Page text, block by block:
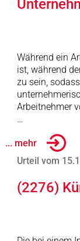
Während ein
ist, während
zu sein,
Arbeitnehmer
…
... mehr
Urteil vom
(2276)